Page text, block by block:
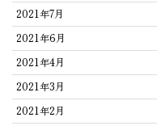
2021年7月
2021年6月
2021年4月
2021年3月
2021年2月